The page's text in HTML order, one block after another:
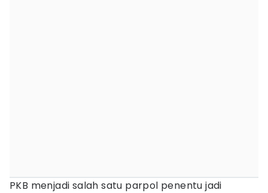
PKB menjadi salah satu parpol penentu jadi